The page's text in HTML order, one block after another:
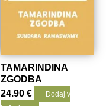
TAMARINDINA
ZGODBA
24.90€
Dodaj v